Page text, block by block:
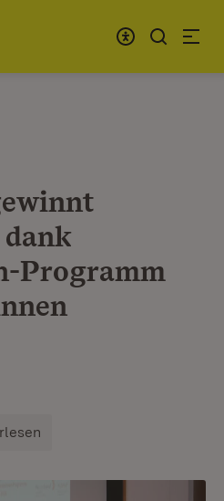
Programm